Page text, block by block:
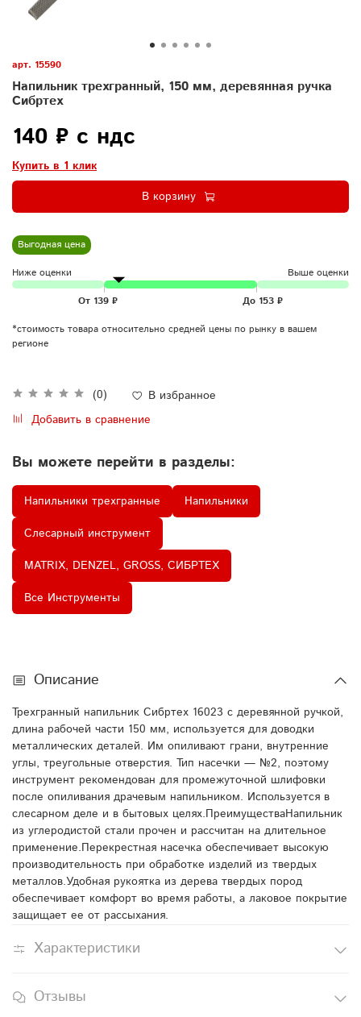
арт. 15590
Напильник трехгранный, 150 мм, деревянная ручка
Сибртех
(0)
В избранное
Добавить в сравнение
140 ₽ с ндс
Купить в 1 клик
В корзину
Выгодная цена
Ниже оценки Выше оценки
*стоимость товара относительно средней цены по рынку в вашем
регионе
Вы можете перейти в разделы:
Напильники трехгранные
Напильники
Слесарный инструмент
MATRIX, DENZEL, GROSS, СИБРТЕХ
Все Инструменты
Описание
Трехгранный напильник Сибртех 16023 с деревянной ручкой,
длина рабочей части 150 мм, используется для доводки
металлических деталей. Им опиливают грани, внутренние
углы, треугольные отверстия. Тип насечки — №2, поэтому
инструмент рекомендован для промежуточной шлифовки
после опиливания драчевым напильником. Используется в
слесарном деле и в бытовых целях.ПреимуществаНапильник
из углеродистой стали прочен и рассчитан на длительное
применение.Перекрестная насечка обеспечивает высокую
производительность при обработке изделий из твердых
металлов.Удобная рукоятка из дерева твердых пород
обеспечивает комфорт во время работы, а лаковое покрытие
защищает ее от рассыхания.
Характеристики
Отзывы